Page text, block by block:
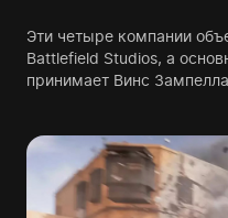
Эти четыре компании
Battlefield Studios, а
принимает Винс Зампелла.